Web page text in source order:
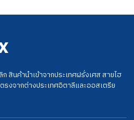
สินค้านำเข้าจากประเทศฝรั่งเศส สายไฮ
งจากต่างประเทศอิตาลีและออสเตรีย